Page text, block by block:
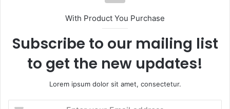
With Product You Purchase
Subscribe to our mailing list
to get the new updates!
Lorem ipsum dolor sit amet, consectetur.